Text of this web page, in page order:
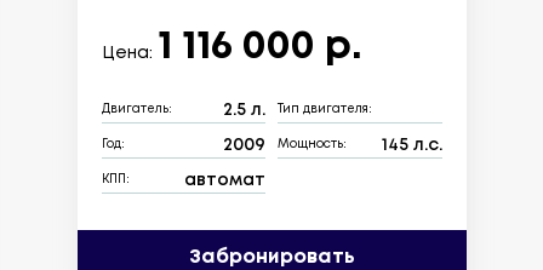
Цена: 1 116 000 р.
Двигатель: 2.5 л. Тип двигателя:
Год: 2009 Мощность: 145 л.с.
КПП: автомат
Забронировать